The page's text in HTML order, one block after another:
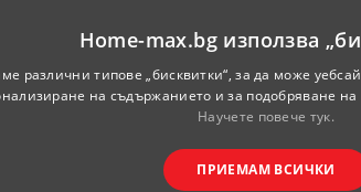
големината. Важно е тя да е
само на това да се чувствате в
да усещате неравностите под вас, а и
на лежащия;
ще направи нощувката и съня Ви по-
изолация, запазваща вътрешната
Home-max.bg използва
различни типове „бисквитки“, за да може
на съдържанието и за подобряване
Научете повече тук.
ПРИЕМАМ ВСИЧКИ